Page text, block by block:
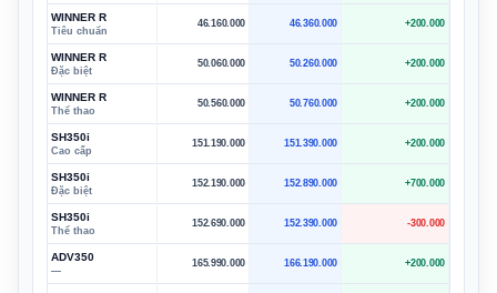
WINNER R
Tiêu chuẩn
46.160.000 46.360.000 +200.000
WINNER R
Đặc biệt
50.060.000 50.260.000 +200.000
WINNER R
Thể thao
50.560.000 50.760.000 +200.000
SH350i
Cao cấp
151.190.000 151.390.000 +200.000
SH350i
Đặc biệt
152.190.000 152.890.000 +700.000
SH350i
Thể thao
152.690.000 152.390.000 -300.000
ADV350
—
165.990.000 166.190.000 +200.000